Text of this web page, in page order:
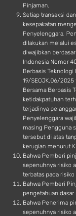
Pinjaman.
Setiap transaksi
kesepakatan
Penyelenggara,
dilakukan melalui
diwajibkan
Indonesia Nomor
Berbasis Teknologi
19/SEOJK.06/2025
Bersama Berbasis
ketidakpatuhan
terjadinya
Penyelenggara
masing Pengguna
tersebut di atas
kerugian menurut
Bahwa Pemberi
sepenuhnya risiko
terbatas pada risiko
Bahwa Pemberi
pengetahuan
Bahwa Penerima
sepenuhnya risiko